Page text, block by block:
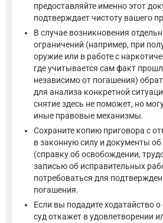
предоставляйте именно этот
подтверждает чистоту вашего
В случае возникновения
ограничений (например, при
оружие или в работе с
где учитывается сам факт
независимо от погашения)
для анализа конкретной
снятие здесь не поможет, но
иные правовые механизмы.
Сохраните копию приговора с
в законную силу и документы
(справку об освобождении,
записью об исправительных
потребоваться для
погашения.
Если вы подадите ходатайство
суд откажет в удовлетворении